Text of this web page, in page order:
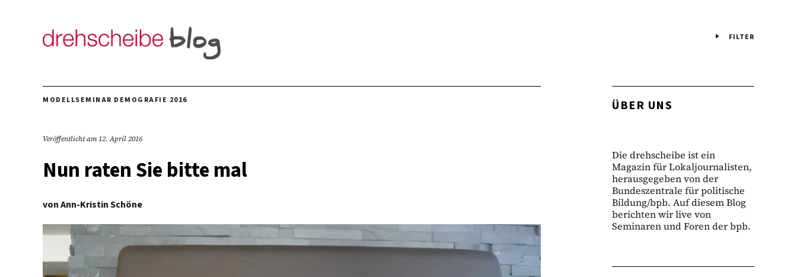
FILTER
MODELLSEMINAR DEMOGRAFIE 2016
Veröffentlicht am12. April 2016
Nun raten Sie bitte mal
vonAnn-Kristin Schöne
ÜBER UNS
Die drehscheibe ist ein
Magazin für Lokaljournalisten,
herausgegeben von der
Bundeszentrale für politische
Bildung/bpb. Auf diesem Blog
berichten wir live von
Seminaren und Foren der bpb.